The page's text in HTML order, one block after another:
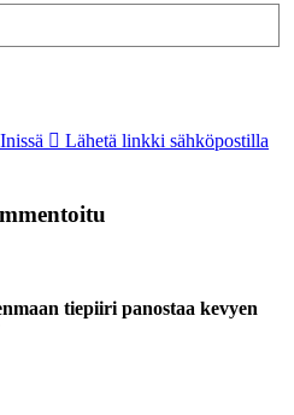
Lähetä linkki sähköpostilla
tiepiiri panostaa kevyen